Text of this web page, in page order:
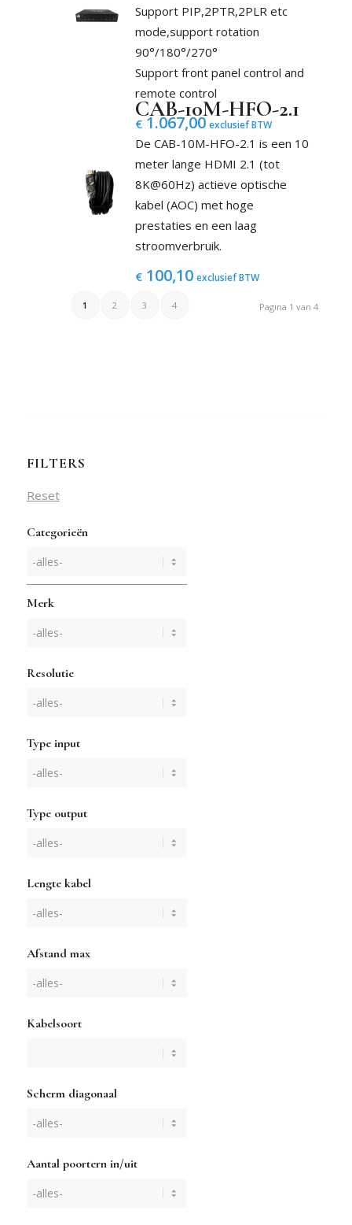
Support PIP,2PTR,2PLR etc
mode,support rotation
90°/180°/270°
Support front panel control and
remote control
€1.067,00 exclusief BTW
CAB-10M-HFO-2.1
De CAB-10M-HFO-2.1 is een 10
meter lange HDMI 2.1 (tot
8K@60Hz) actieve optische
kabel (AOC) met hoge
prestaties en een laag
stroomverbruik.
€100,10 exclusief BTW
Pagina 1 van 4
1 2 3 4
FILTERS
Reset
Categorieën
Merk
Resolutie
Type input
Type output
Lengte kabel
Afstand max
Kabelsoort
Scherm diagonaal
Aantal poortern in/uit